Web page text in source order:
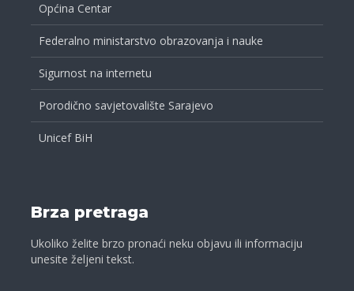
Općina Centar
Federalno ministarstvo obrazovanja i nauke
Sigurnost na internetu
Porodično savjetovalište Sarajevo
Unicef BiH
Brza pretraga
Ukoliko želite brzo pronaći neku objavu ili informaciju
unesite željeni tekst.